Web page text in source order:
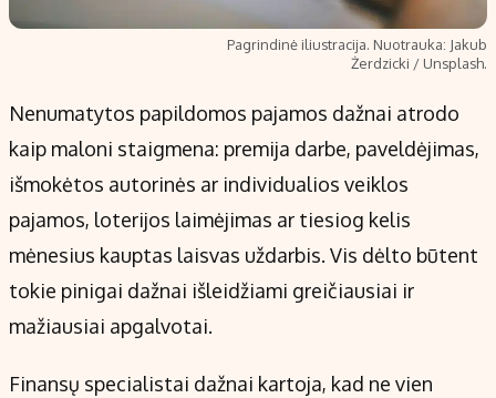
Apie mus
Turinio žymėjimo taisyklės
Kontaktai
Regionų naujienos
Indėlių palūkanos
Pagrindinė iliustracija. Nuotrauka: Jakub
Żerdzicki / Unsplash.
Nenumatytos papildomos pajamos dažnai atrodo
kaip maloni staigmena: premija darbe, paveldėjimas,
išmokėtos autorinės ar individualios veiklos
pajamos, loterijos laimėjimas ar tiesiog kelis
mėnesius kauptas laisvas uždarbis. Vis dėlto būtent
tokie pinigai dažnai išleidžiami greičiausiai ir
mažiausiai apgalvotai.
Finansų specialistai dažnai kartoja, kad ne vien